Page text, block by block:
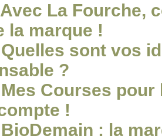
Avec La Fourche,
la marque !
Quelles sont vos
?
Mes Courses pour
!
BioDemain : la